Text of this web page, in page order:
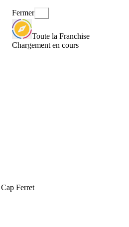
Fermer
Toute la Franchise
Chargement en cours
Ferret